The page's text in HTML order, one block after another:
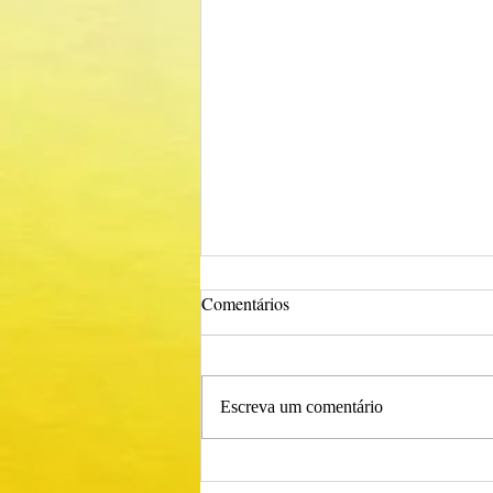
Comentários
Escreva um comentário